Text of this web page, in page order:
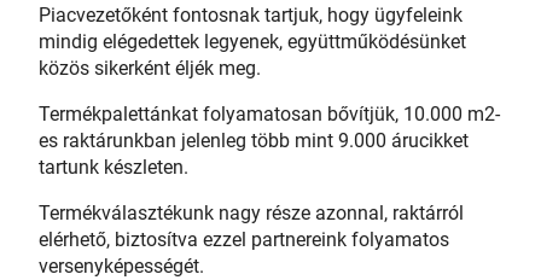
Piacvezetőként fontosnak tartjuk, hogy ügyfeleink
mindig elégedettek legyenek, együttműködésünket
közös sikerként éljék meg.
Termékpalettánkat folyamatosan bővítjük, 10.000 m2-
es raktárunkban jelenleg több mint 9.000 árucikket
tartunk készleten.
Termékválasztékunk nagy része azonnal, raktárról
elérhető, biztosítva ezzel partnereink folyamatos
versenyképességét.